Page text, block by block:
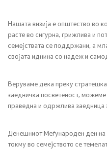
Пензиско и инвалидско
Систем на пензиското и
на РСМ
Договори за социјално
Регистар на права и
Регулатива од областа
Нашата визија е општество во
расте во сигурна, грижлива и
семејствата се поддржани, а
својата иднина со надеж и
Веруваме дека преку
заедничка посветеност,
праведна и одржлива заедница
Денешниот Меѓународен ден на
токму во семејството се